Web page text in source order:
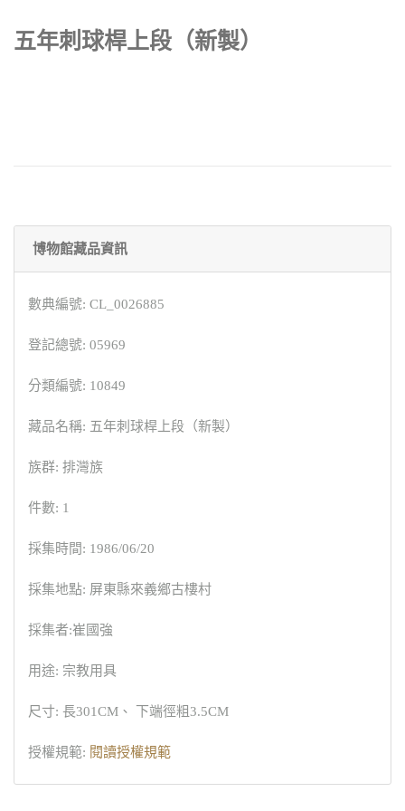
五年刺球桿上段（新製）
博物館藏品資訊
數典編號: CL_0026885
登記總號: 05969
分類編號: 10849
藏品名稱: 五年刺球桿上段（新製）
族群: 排灣族
件數: 1
採集時間: 1986/06/20
採集地點: 屏東縣來義鄉古樓村
採集者:崔國強
用途: 宗教用具
尺寸: 長301CM、 下端徑粗3.5CM
授權規範: 閱讀授權規範